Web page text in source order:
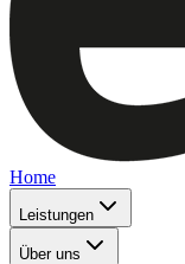
Home
Leistungen
Über uns